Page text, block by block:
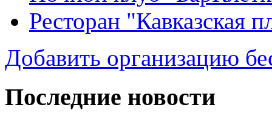
Ресторан "Кавказская
Добавить организацию
Последние новости